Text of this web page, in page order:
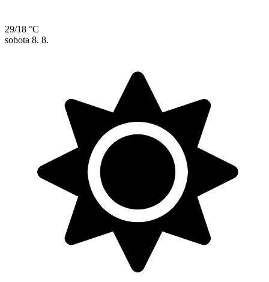
29/18 °C
sobota 8. 8.